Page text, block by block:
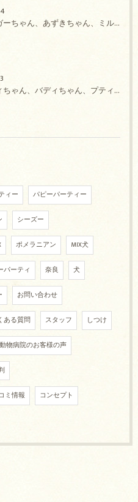
今日はシュガーちゃん、あずきちゃん、ミルキーちゃん、コロンちゃん、ココちゃんのトリミングの紹介です【奈良のエース動物病院】
今日はリリィちゃん、バディちゃん、プティちゃん、ナッツちゃん、レンちゃんのトリミングの紹介です【奈良のエース動物病院】
ィー パピーパーティー
シーズー
ポメラニアン MIX犬
パーティ 奈良 犬
お問い合わせ
ある質問 スタッフ しつけ
物病院のお客様の声
ミ情報 コンセプト